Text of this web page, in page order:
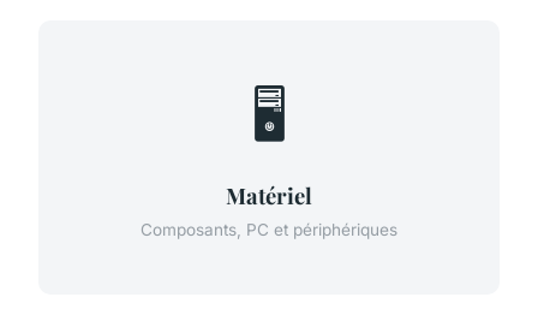
🖥️
Matériel
Composants, PC et périphériques